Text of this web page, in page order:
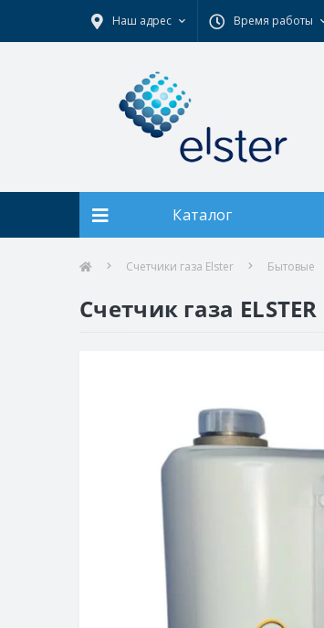
Наш адрес Время работы
Каталог
Счетчики газа Elster Бытовые
Счетчик газа